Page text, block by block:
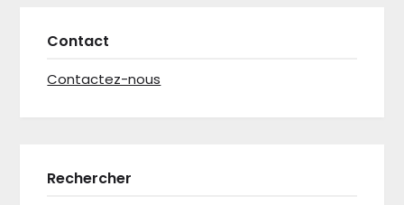
Contact
Contactez-nous
Rechercher